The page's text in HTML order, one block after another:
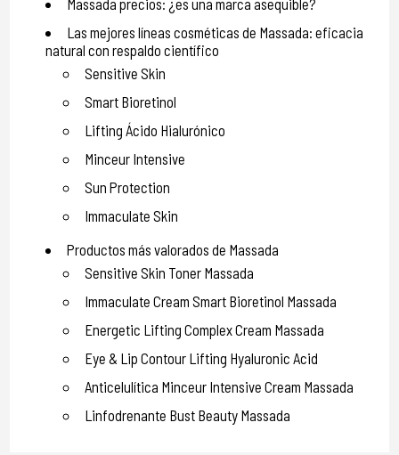
Massada precios: ¿es una marca asequible?
Las mejores líneas cosméticas de Massada: eficacia
natural con respaldo científico
Sensitive Skin
Smart Bioretinol
Lifting Ácido Hialurónico
Minceur Intensive
Sun Protection
Immaculate Skin
Productos más valorados de Massada
Sensitive Skin Toner Massada
Immaculate Cream Smart Bioretinol Massada
Energetic Lifting Complex Cream Massada
Eye & Lip Contour Lifting Hyaluronic Acid
Anticelulítica Minceur Intensive Cream Massada
Linfodrenante Bust Beauty Massada